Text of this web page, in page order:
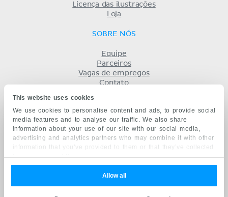
This website uses cookies
We use cookies to personalise content and ads, to provide social
media features and to analyse our traffic. We also share
information about your use of our site with our social media,
advertising and analytics partners who may combine it with other
information that you’ve provided to them or that they’ve collected
from your use of their services.
Allow all
Licença das ilustrações
Loja
SOBRE NÓS
Equipe
Parceiros
Vagas de empregos
Contato
Privacidade
KENHUB EM...
English